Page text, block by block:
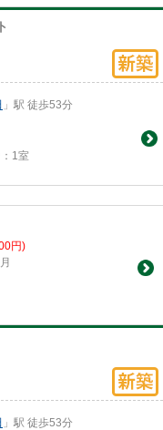
」駅 徒歩53分
1室
円)
」駅 徒歩53分